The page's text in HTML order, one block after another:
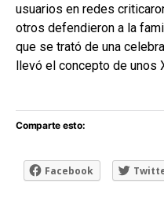
usuarios en redes
otros defendieron a la
que se trató de una
llevó el concepto de unos
Comparte esto:
Facebook